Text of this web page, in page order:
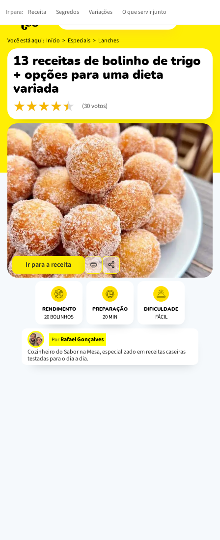
Você está aqui: Início > Especiais > Lanches
13 receitas de bolinho de trigo
+ opções para uma dieta
variada
(30 votos)
Ir para a receita
RENDIMENTO
20 BOLINHOS
PREPARAÇÃO
20 MIN
DIFICULDADE
FÁCIL
Por Rafael Gonçalves
Cozinheiro do Sabor na Mesa, especializado em receitas caseiras
testadas para o dia a dia.